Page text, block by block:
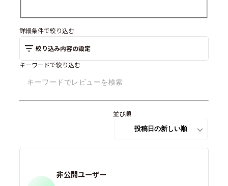
詳細条件で絞り込む
絞り込み内容の設定
キーワードで絞り込む
並び順
非公開ユーザー